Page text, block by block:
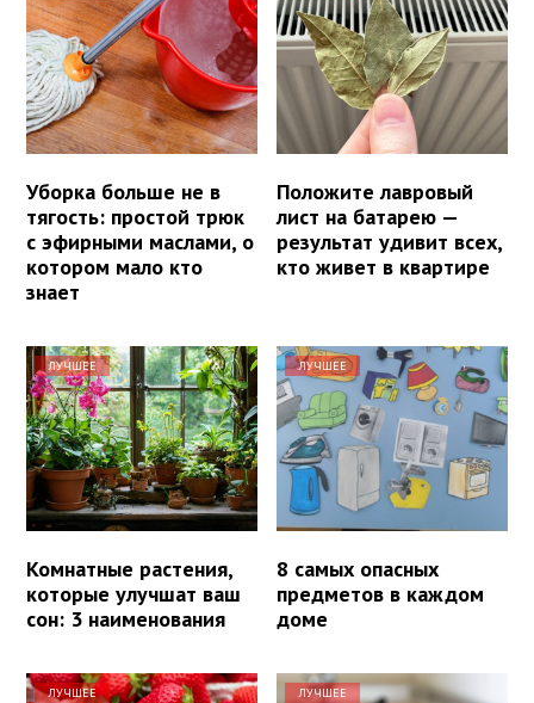
Уборка больше не в
тягость: простой трюк
с эфирными маслами, о
котором мало кто
знает
Положите лавровый
лист на батарею —
результат удивит всех,
кто живет в квартире
ЛУЧШЕЕ
Комнатные растения,
которые улучшат ваш
сон: 3 наименования
ЛУЧШЕЕ
8 самых опасных
предметов в каждом
доме
ЛУЧШЕЕ ЛУЧШЕЕ